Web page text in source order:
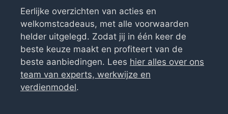
Eerlijke overzichten van acties en
welkomstcadeaus, met alle voorwaarden
helder uitgelegd. Zodat jij in één keer de
beste keuze maakt en profiteert van de
beste aanbiedingen. Lees hier alles over ons
team van experts, werkwijze en
verdienmodel.